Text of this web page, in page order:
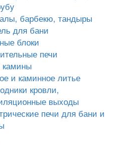
барбекю, тандыры
для бани
блоки
печи
камины
и каминное литье
кровли,
выходы
печи для бани и